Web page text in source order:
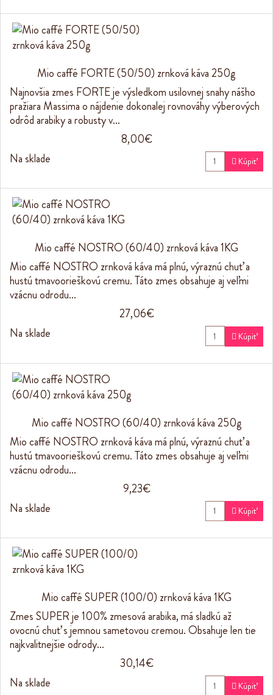
Mio caffé FORTE (50/50) zrnková káva 250g
Najnovšia zmes FORTE je výsledkom usilovnej snahy nášho
pražiara Massima o nájdenie dokonalej rovnováhy výberových
odrôd arabiky a robusty v…
8,00€
Na sklade
 Kúpiť
Mio caffé NOSTRO (60/40) zrnková káva 1KG
Mio caffé NOSTRO zrnková káva má plnú, výraznú chuť a
hustú tmavoorieškovú cremu. Táto zmes obsahuje aj veľmi
vzácnu odrodu…
27,06€
Na sklade
 Kúpiť
Mio caffé NOSTRO (60/40) zrnková káva 250g
Mio caffé NOSTRO zrnková káva má plnú, výraznú chuť a
hustú tmavoorieškovú cremu. Táto zmes obsahuje aj veľmi
vzácnu odrodu…
9,23€
Na sklade
 Kúpiť
Mio caffé SUPER (100/0) zrnková káva 1KG
Zmes SUPER je 100% zmesová arabika, má sladkú až
ovocnú chuť s jemnou sametovou cremou. Obsahuje len tie
najkvalitnejšie odrody…
30,14€
Na sklade
 Kúpiť